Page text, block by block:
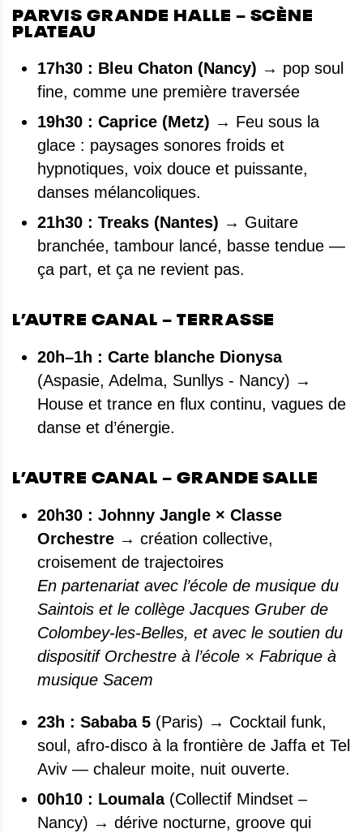
PARVIS GRANDE HALLE – SCÈNE
PLATEAU
17h30 : Bleu Chaton (Nancy) → pop soul
fine, comme une première traversée
19h30 : Caprice (Metz) → Feu sous la
glace : paysages sonores froids et
hypnotiques, voix douce et puissante,
danses mélancoliques.
21h30 : Treaks (Nantes) → Guitare
branchée, tambour lancé, basse tendue —
ça part, et ça ne revient pas.
L’AUTRE CANAL – TERRASSE
20h–1h : Carte blanche Dionysa
(Aspasie, Adelma, Sunllys - Nancy) →
House et trance en flux continu, vagues de
danse et d’énergie.
L’AUTRE CANAL – GRANDE SALLE
20h30 : Johnny Jangle × Classe
Orchestre → création collective,
croisement de trajectoires
En partenariat avec l’école de musique du
Saintois et le collège Jacques Gruber de
Colombey-les-Belles, et avec le soutien du
dispositif Orchestre à l’école × Fabrique à
musique Sacem
23h : Sababa 5 (Paris) → Cocktail funk,
soul, afro-disco à la frontière de Jaffa et Tel
Aviv — chaleur moite, nuit ouverte.
00h10 : Loumala(Collectif Mindset –
Nancy) → dérive nocturne, groove qui